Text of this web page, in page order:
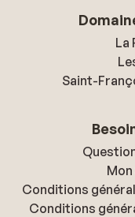
La
Saint-
Mon
Conditions
Conditions